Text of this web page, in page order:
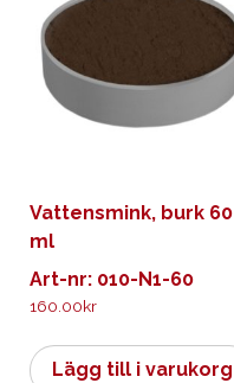
Vattensmink, burk 60
ml
Art-nr: 010-N1-60
160.00kr
Lägg till i varukorg